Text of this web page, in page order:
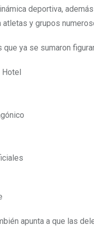
deportiva,
y grupos
ya se sumaron
Hotel
apunta a que las